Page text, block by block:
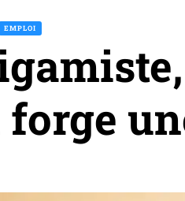
EMPLOI